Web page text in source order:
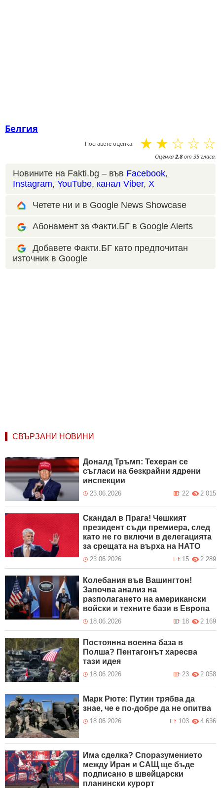
Белгия
Поставете оценка: ☆
☆
☆
☆
☆
Оценка2.8 от 35 гласа.
Новините на Fakti.bg – във Facebook,
Instagram, YouTube, канал Viber, X
Четете ни и в Google News Showcase
Абонамент за Факти.БГ в Google Alerts
Добавете Факти.БГ като предпочитан
източник в Google
СВЪРЗАНИ НОВИНИ
Доналд Тръмп: Техеран се
съгласи на безкрайни ядрени
инспекции
23.06.2026 2 015
22
Скандал в Прага! Чешкият
президент съди премиера, след
като не го включи в делегацията
за срещата на върха на НАТО
23.06.2026 2 289
15
Колебания във Вашингтон!
Започва анализ на
разполагането на американски
войски и техните бази в Европа
18.06.2026 2 169
18
Постоянна военна база в
Полша? Пентагонът харесва
тази идея
18.06.2026 2 058
23
Марк Рюте: Путин трябва да
знае, че е по-добре да не опитва
18.06.2026 4 636
103
Има сделка? Споразумението
между Иран и САЩ ще бъде
подписано в швейцарски
планински курорт